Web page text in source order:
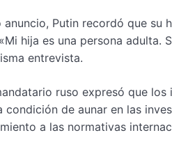
anuncio, Putin recordó que su
hija es una persona adulta.
entrevista.
ruso expresó que
condición de aunar en las
a las normativas